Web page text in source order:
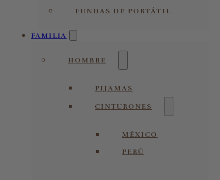
FUNDAS DE PORTÁTIL
FAMILIA
HOMBRE
PIJAMAS
CINTURONES
MÉXICO
PERÚ